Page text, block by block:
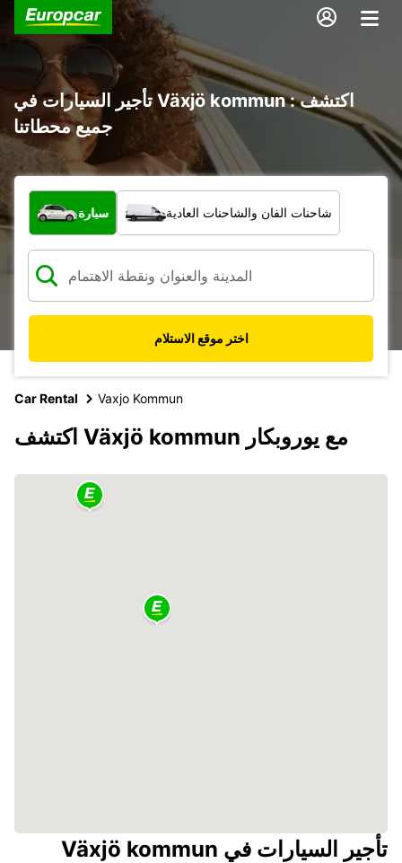
تأجير السيارات في Växjö kommun : اكتشف
جميع محطاتنا
ما نوع المركبة؟
سيارة شاحنات الفان والشاحنات العادية
اختر موقع الاستلام
Car Rental Vaxjo Kommun
اكتشف Växjö kommun مع يوروبكار
تأجير السيارات في Växjö kommun